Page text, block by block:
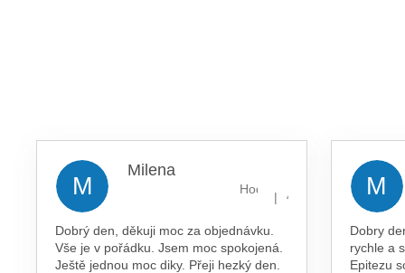
M
Milena
Hodnocení obchodu je 5 z 5
| 4.8.2026
Dobrý den, děkuji moc za objednávku.
Vše je v pořádku. Jsem moc spokojená.
Ještě jednou moc diky. Přeji hezký den.
M
Dobry
rychle a
Epitezu